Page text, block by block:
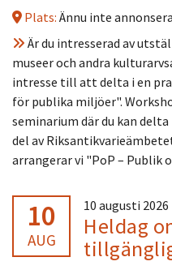
Plats: Ännu inte
Är du intresserad av
museer och andra
intresse till att delta i en
för publika miljöer".
seminarium där du kan
del av
arrangerar vi "PoP – Publik
10
AUG
10 augusti 2026
Heldag